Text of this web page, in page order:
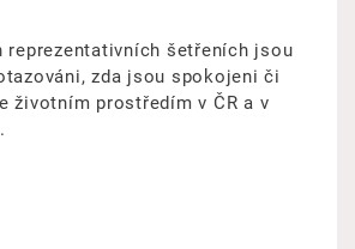
reprezentativních šetřeních jsou
zda jsou spokojeni či
životním prostředím v ČR a v